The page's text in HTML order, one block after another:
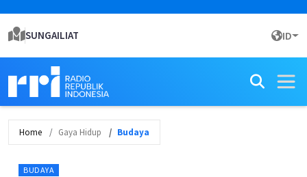
SUNGAILIAT ID
Home Gaya Hidup Budaya
BUDAYA